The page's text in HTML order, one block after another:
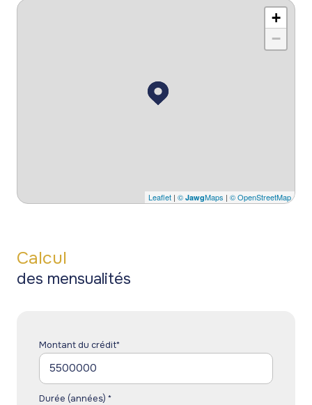
+
−
Leaflet | © JawgMaps | © OpenStreetMap
Calcul
des mensualités
Montant du crédit*
Durée (années) *